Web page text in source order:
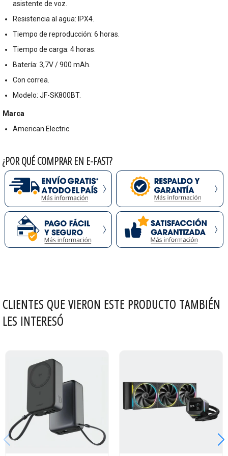
asistente de voz.
Resistencia al agua: IPX4.
Tiempo de reproducción: 6 horas.
Tiempo de carga: 4 horas.
Batería: 3,7V / 900 mAh.
Con correa.
Modelo: JF-SK800BT.
Marca
American Electric.
¿POR QUÉ COMPRAR EN E-FAST?
CLIENTES QUE VIERON ESTE PRODUCTO TAMBIÉN
LES INTERESÓ